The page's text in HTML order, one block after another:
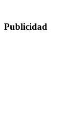
Publicidad